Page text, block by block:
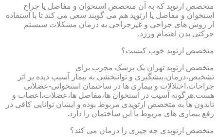
متخصص ارتوپد که به آن متخصص استخوان و مفاصل یا جراح
استخوان و مفاصل یا ارتوپد هم می گویند سعی می کند تا با استفاده
از روش های جراحی و غیرجراحی به درمان مشکلات سیستم
حرکتی بدن اهتمام ورزد.
متخصص ارتوپد خوب کیست؟
متخصص ارتوپد تهران یک پزشک مجرب برای
تشخیص،درمان،پیشگیری و توانبخشی به بیمار آسیب دیده بر اثر
جراحات،اختلالات و بیماری ها در ساختمان استخوانی-عضلانی
هست.هرگونه آسیب در استخوان ها،مفاصل ها،عضلات،اعصاب و
تاندون ها به متخصص ارتوپدی مربوط بوده و ایشان توانایی کافی در
رفع بیماری های مربوط با این ساختمان را دارد.
متخصص ارتوپدی چه چیزی را درمان می کند؟